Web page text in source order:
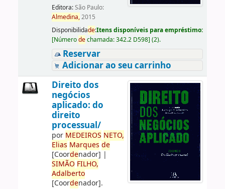
Editora:São Paulo:
Almedina,2015
Disponibilidade:Itens disponíveis para empréstimo:
[Númerodechamada:342.2 D598] (2).
Reservar
Adicionar ao seu carrinho
Direito dos
negócios
aplicado: do
direito
processual/
por MEDEIROS NETO,
Elias Marques de
[Coordenador] |
SIMÃO FILHO,
Adalberto
[Coordenador].